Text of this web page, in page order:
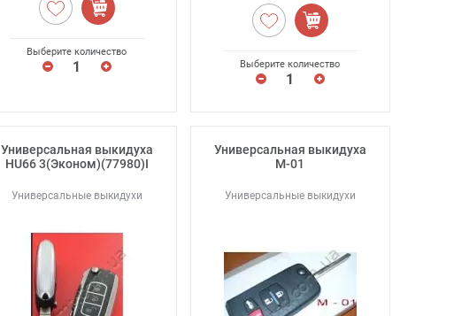
Выберите количество
Выберите количество
Универсальная выкидуха
HU66 3(Эконом)(77980)I
Универсальные выкидухи
Универсальная выкидуха
М-01
Универсальные выкидухи